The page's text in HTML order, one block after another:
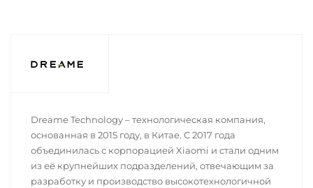
Dreame Technology – технологическая компания,
основанная в 2015 году, в Китае. С 2017 года
объединилась с корпорацией Xiaomi и стали одним
из её крупнейших подразделений, отвечающим за
разработку и производство высокотехнологичной